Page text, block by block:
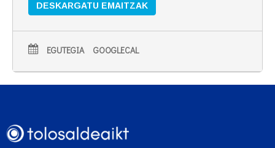
DESKARGATU EMAITZAK
EGUTEGIA GOOGLECAL